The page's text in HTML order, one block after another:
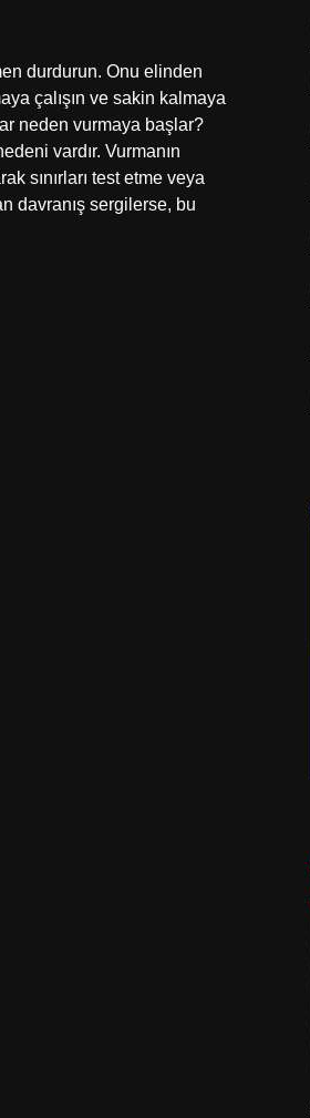
durdurun. Onu elinden
çalışın ve sakin kalmaya
neden vurmaya başlar?
vardır. Vurmanın
sınırları test etme veya
davranış sergilerse, bu